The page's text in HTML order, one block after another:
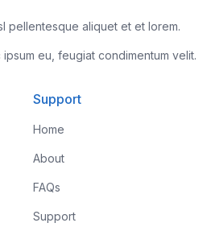
pellentesque aliquet et et lorem.
eu, feugiat condimentum velit.
Support
Home
About
FAQs
Support